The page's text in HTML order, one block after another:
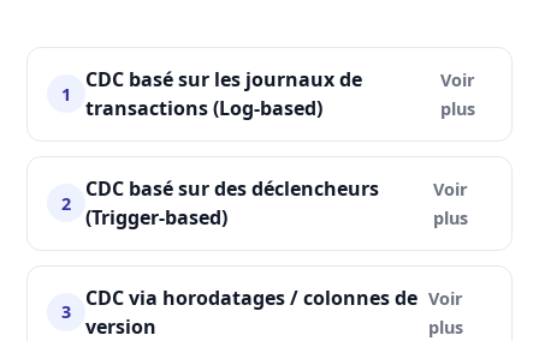
1
CDC basé sur les journaux de
transactions (Log-based)
2
CDC basé sur des déclencheurs
(Trigger-based)
3
CDC via horodatages / colonnes de
version